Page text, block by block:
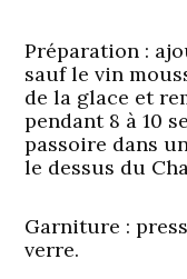
Préparation :
sauf le vin
de la glace et
pendant 8 à 10
passoire dans
le dessus du
Garniture :
verre.